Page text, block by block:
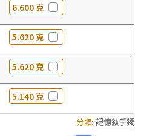
6.600 克
5.620 克
5.620 克
5.140 克
分類: 記憶鈦手鐲